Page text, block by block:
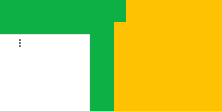
Joyeux bordel